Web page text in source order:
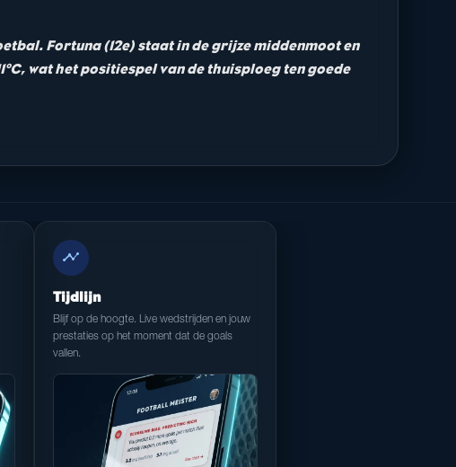
Fortuna (12e) staat in de grijze middenmoot en
wat het positiespel van de thuisploeg ten goede
timeline
Tijdlijn
Blijf op de hoogte. Live wedstrijden en jouw
prestaties op het moment dat de goals
vallen.